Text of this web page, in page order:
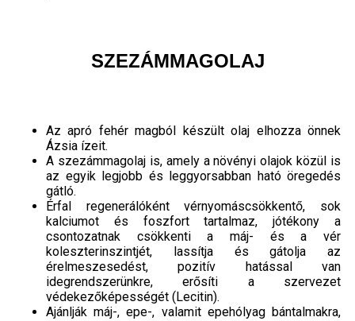
SZEZÁMMAGOLAJ
Az apró fehér magból készült olaj elhozza önnek
Ázsia ízeit.
A szezámmagolaj is, amely a növényi olajok közül is
az egyik legjobb és leggyorsabban ható öregedés
gátló.
Érfal regenerálóként vérnyomáscsökkentő, sok
kalciumot és foszfort tartalmaz, jótékony a
csontozatnak csökkenti a máj- és a vér
koleszterinszintjét, lassítja és gátolja az
érelmeszesedést, pozitív hatással van
idegrendszerünkre, erősíti a szervezet
védekezőképességét (Lecitin).
Ajánlják máj-, epe-, valamit epehólyag bántalmakra,